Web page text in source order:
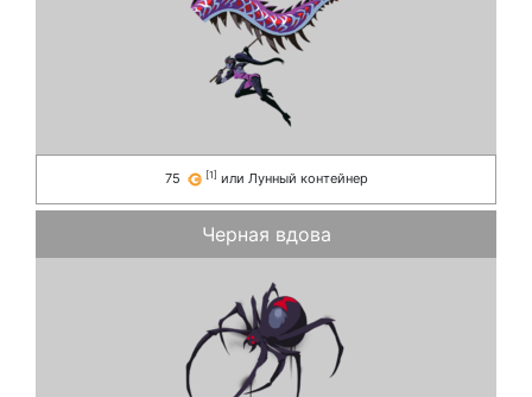
75 [1] или Лунный контейнер
Черная вдова